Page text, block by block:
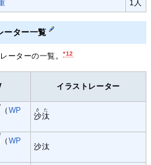
1人
ーター一覧
ーターの一覧。*12
イラストレーター
（ WP
沙汰
さた
（ WP
沙汰